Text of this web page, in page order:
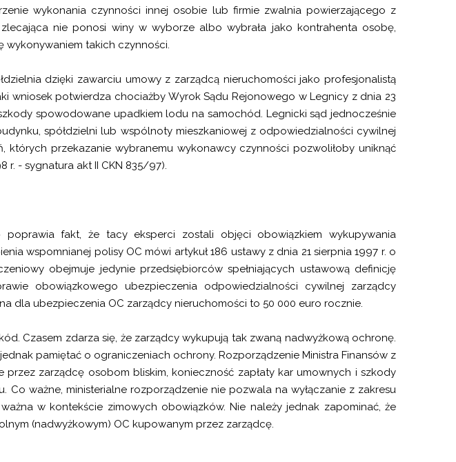
wykonania czynności innej osobie lub firmie zwalnia powierzającego z
nie ponosi winy w wyborze albo wybrała jako kontrahenta osobę,
wykonywaniem takich czynności.
dzięki zawarciu umowy z zarządcą nieruchomości jako profesjonalistą
wniosek potwierdza chociażby Wyrok Sądu Rejonowego w Legnicy z dnia 23
spowodowane upadkiem lodu na samochód. Legnicki sąd jednocześnie
spółdzielni lub wspólnoty mieszkaniowej z odpowiedzialności cywilnej
przekazanie wybranemu wykonawcy czynności pozwoliłoby uniknąć
r. - sygnatura akt II CKN 835/97).
fakt, że tacy eksperci zostali objęci obowiązkiem wykupywania
wspomnianej polisy OC mówi artykuł 186 ustawy z dnia 21 sierpnia 1997 r. o
obejmuje jedynie przedsiębiorców spełniających ustawową definicję
obowiązkowego ubezpieczenia odpowiedzialności cywilnej zarządcy
dla ubezpieczenia OC zarządcy nieruchomości to 50 000 euro rocznie.
Czasem zdarza się, że zarządcy wykupują tak zwaną nadwyżkową ochronę.
pamiętać o ograniczeniach ochrony. Rozporządzenie Ministra Finansów z
zarządcę osobom bliskim, konieczność zapłaty kar umownych i szkody
ważne, ministerialne rozporządzenie nie pozwala na wyłączanie z zakresu
w kontekście zimowych obowiązków. Nie należy jednak zapominać, że
(nadwyżkowym) OC kupowanym przez zarządcę.